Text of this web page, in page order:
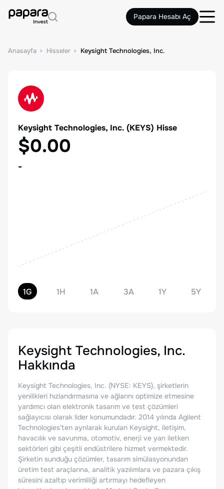
Papara Hesabı Aç
Anasayfa Hisseler Keysight Technologies, Inc.
Keysight Technologies, Inc. (KEYS) Hisse
$0.00
-
1G 1H 1A 3A 1Y 5Y
Keysight Technologies, Inc.
Hakkında
Keysight Technologies, Inc. (NYSE: KEYS), şirketlerin
yenilikleri hızlandırmasına ve ağlarını optimize etmesine
yardımcı olan elektronik tasarım ve test çözümleri
sağlayıcısı olarak lider konumundadır. 2014 yılında Agilent
Technologies'ten ayrılarak kurulan Keysight, iletişim,
havacılık ve savunma, otomotiv, enerji ve yarı iletken
sektörleri gibi çeşitli endüstrilere hizmet vermektedir.
Şirketin sunduğu çözümler, tasarım simülasyonundan
üretim test araçlarına, analitik yazılımlara ve pazara çıkış
süresini azaltıp verimliliği artırmayı hedefleyen